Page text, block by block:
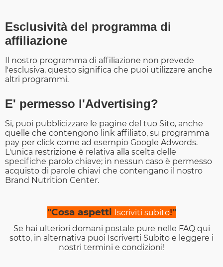
Esclusività del programma di
affiliazione
Il nostro programma di affiliazione non prevede
l'esclusiva, questo significa che puoi utilizzare anche
altri programmi.
E' permesso l'Advertising?
Si, puoi pubblicizzare le pagine del tuo Sito, anche
quelle che contengono link affiliato, su programma
pay per click come ad esempio Google Adwords.
L'unica restrizione è relativa alla scelta delle
specifiche parolo chiave; in nessun caso è permesso
acquisto di parole chiavi che contengano il nostro
Brand Nutrition Center.
"Cosa aspetti Iscriviti subito!"
Se hai ulteriori domani postale pure nelle FAQ qui
sotto, in alternativa puoi Iscriverti Subito e leggere i
nostri termini e condizioni!